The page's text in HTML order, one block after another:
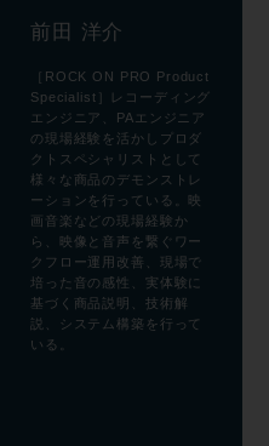
前田 洋介
［ROCK ON PRO Product
Specialist］レコーディング
エンジニア、PAエンジニア
の現場経験を活かしプロダ
クトスペシャリストとして
様々な商品のデモンストレ
ーションを行っている。映
画音楽などの現場経験か
ら、映像と音声を繋ぐワー
クフロー運用改善、現場で
培った音の感性、実体験に
基づく商品説明、技術解
説、システム構築を行って
いる。